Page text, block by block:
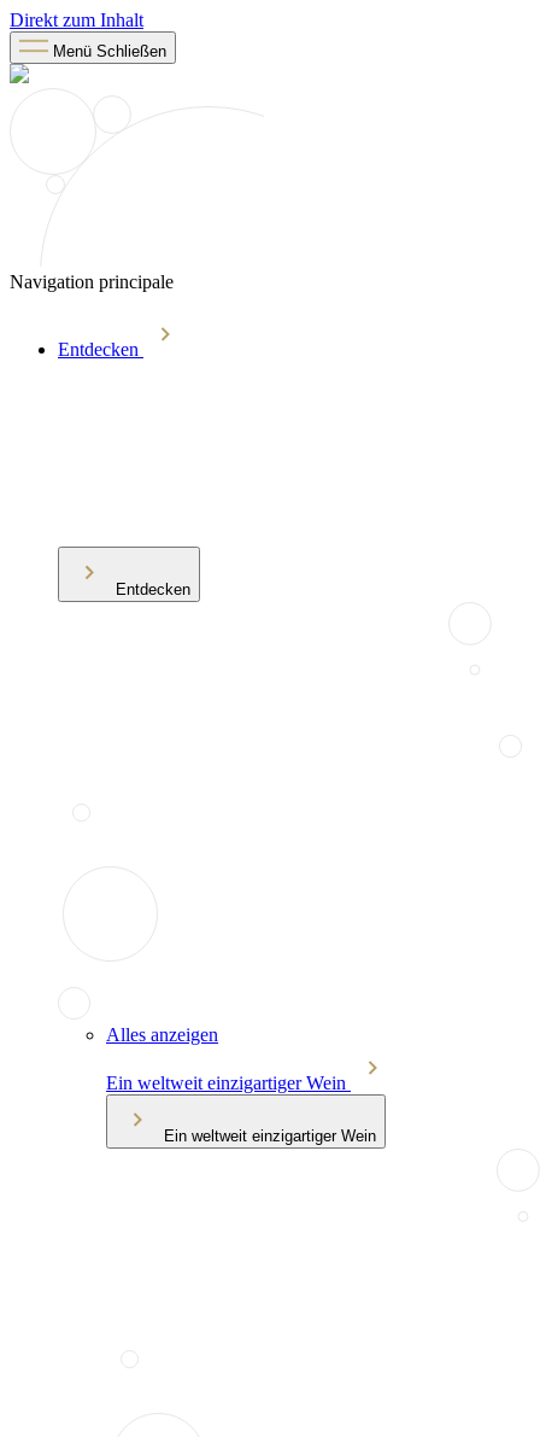
Direkt zum Inhalt
Menü Schließen
Navigation principale
Entdecken
Entdecken
Alles anzeigen
Ein weltweit einzigartiger Wein
Ein weltweit einzigartiger Wein